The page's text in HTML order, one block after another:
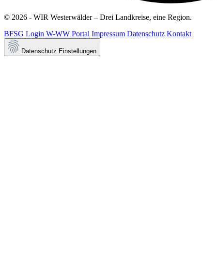
© 2026 - WIR Westerwälder – Drei Landkreise, eine Region.
BFSG Login W-WW Portal Impressum Datenschutz Kontakt
Datenschutz Einstellungen